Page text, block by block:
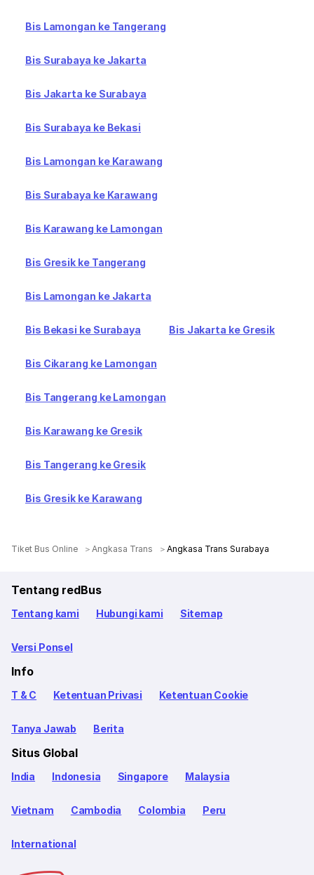
Bis Lamongan ke Tangerang
Bis Surabaya ke Jakarta
Bis Jakarta ke Surabaya
Bis Surabaya ke Bekasi
Bis Lamongan ke Karawang
Bis Surabaya ke Karawang
Bis Karawang ke Lamongan
Bis Gresik ke Tangerang
Bis Lamongan ke Jakarta
Bis Bekasi ke Surabaya Bis Jakarta ke Gresik
Bis Cikarang ke Lamongan
Bis Tangerang ke Lamongan
Bis Karawang ke Gresik
Bis Tangerang ke Gresik
Bis Gresik ke Karawang
Tiket Bus Online Angkasa Trans Angkasa Trans Surabaya
Tentang redBus
Tentang kami Hubungi kami Sitemap
Versi Ponsel
Info
T & C Ketentuan Privasi Ketentuan Cookie
Tanya Jawab Berita
Situs Global
India Indonesia Singapore Malaysia
Vietnam Cambodia Colombia Peru
International